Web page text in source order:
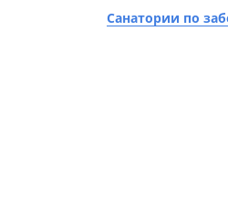
Санатории по